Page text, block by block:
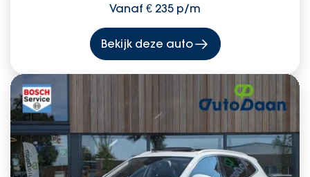
Vanaf € 235 p/m
Bekijk deze auto